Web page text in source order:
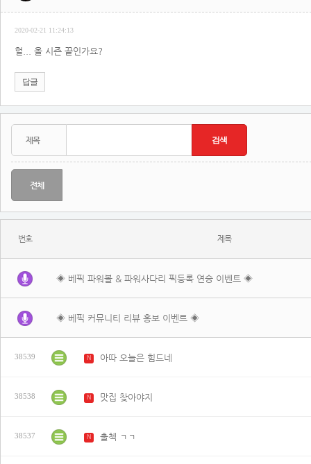
2020-02-21 11:24:13
헐... 올 시즌 끝인가요?
답글
전체
번호 제목
◈ 베픽 파워볼 & 파워사다리 픽등록 연승 이벤트 ◈
◈ 베픽 커뮤니티 리뷰 홍보 이벤트 ◈
38539 N 아따 오늘은 힘드네
38538 N 맛집 찾아야지
38537 N 출첵 ㄱㄱ